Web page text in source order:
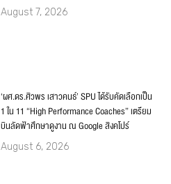
August 7, 2026
‘ผศ.ดร.ศิวพร เสาวคนธ์’ SPU ได้รับคัดเลือกเป็น
1 ใน 11 “High Performance Coaches” เตรียม
บินลัดฟ้าศึกษาดูงาน ณ Google สิงคโปร์
August 6, 2026